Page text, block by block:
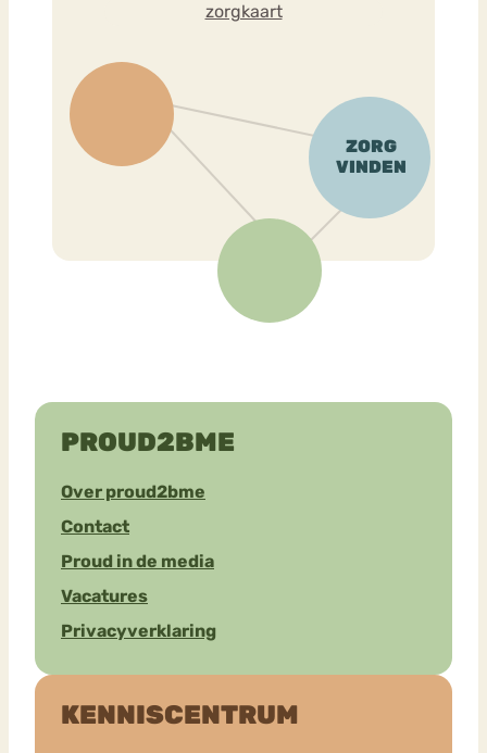
zorgkaart
PROUD2BME
Over proud2bme
Contact
Proud in de media
Vacatures
Privacyverklaring
KENNISCENTRUM